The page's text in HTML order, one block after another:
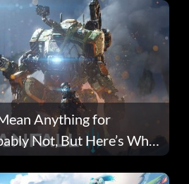
Anything for
Not, But Here’s Why